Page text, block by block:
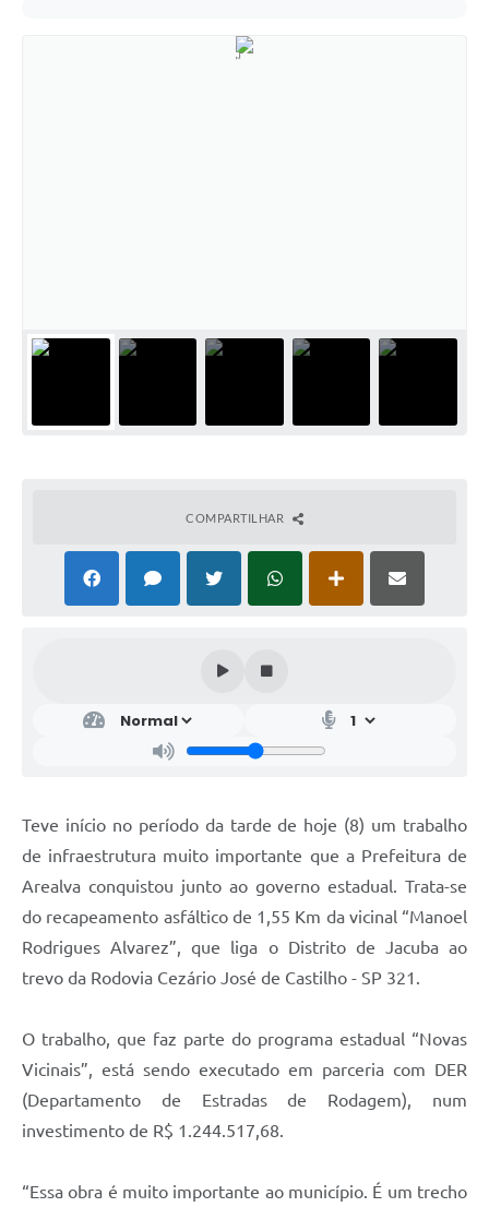
COMPARTILHAR
Teve início no período da tarde de hoje (8) um trabalho
de infraestrutura muito importante que a Prefeitura de
Arealva conquistou junto ao governo estadual. Trata-se
do recapeamento asfáltico de 1,55 Km da vicinal “Manoel
Rodrigues Alvarez”, que liga o Distrito de Jacuba ao
trevo da Rodovia Cezário José de Castilho - SP 321.
O trabalho, que faz parte do programa estadual “Novas
Vicinais”, está sendo executado em parceria com DER
(Departamento de Estradas de Rodagem), num
investimento de R$ 1.244.517,68.
“Essa obra é muito importante ao município. É um trecho